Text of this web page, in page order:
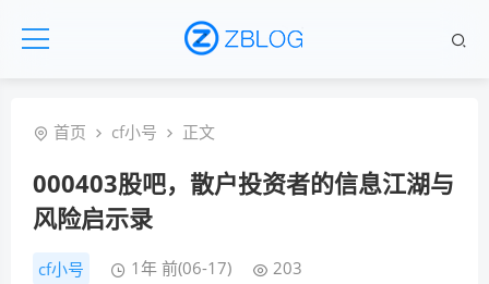
首页 cf小号 正文
000403股吧，散户投资者的信息江湖与
风险启示录
cf小号 1年 前(06-17) 203